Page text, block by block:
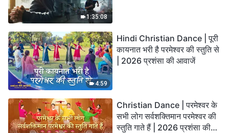
1:35:08
4:59
Hindi Christian Dance | पूरी
कायनात भरी है परमेश्वर की स्तुति से
| 2026 प्रशंसा की आवाजें
Christian Dance | परमेश्वर के
सभी लोग सर्वशक्तिमान परमेश्वर की
स्तुति गाते हैं | 2026 प्रशंसा की